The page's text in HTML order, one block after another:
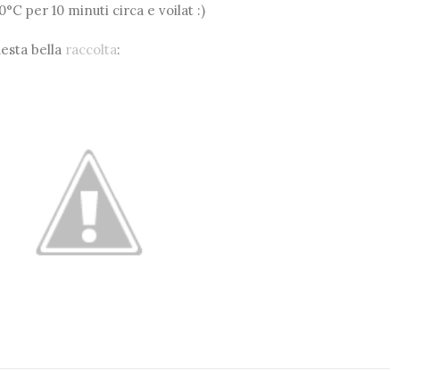
per 10 minuti circa e voilat :)
bella raccolta: